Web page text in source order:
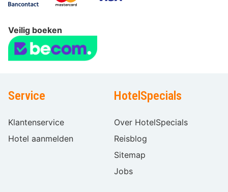
Veilig boeken
Service
Klantenservice
Hotel aanmelden
HotelSpecials
Over HotelSpecials
Reisblog
Sitemap
Jobs